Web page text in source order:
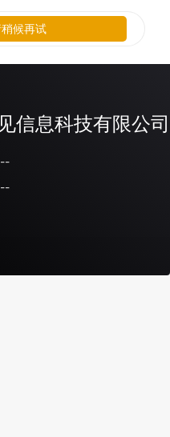
信息科技有限公司
--
--
候再试